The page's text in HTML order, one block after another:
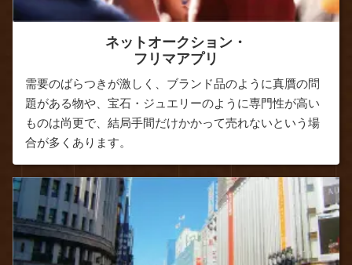
ネットオークション・
フリマアプリ
需要のばらつきが激しく、ブランド品のように真贋の問
題がある物や、宝石・ジュエリーのように専門性が高い
ものは尚更で、結局手間だけかかって売れないという場
合が多くあります。